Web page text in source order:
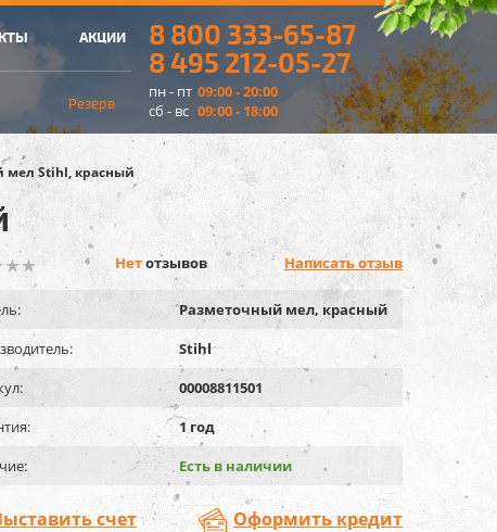
АКЦИИ
Резерв
8 800 333-65-87
8 495 212-05-27
пн - пт 09:00 - 20:00
сб - вс 09:00 - 18:00
мел Stihl, красный
Нетотзывов Написать отзыв
Разметочный мел, красный
Stihl
00008811501
1 год
Есть в наличии
счет Оформить кредит